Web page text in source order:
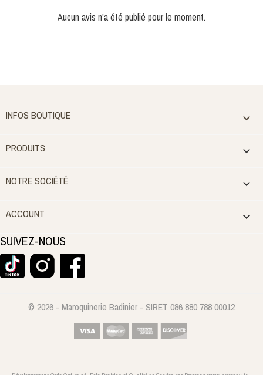
Aucun avis n'a été publié pour le moment.
INFOS BOUTIQUE 
PRODUITS 
NOTRE SOCIÉTÉ 
ACCOUNT 
SUIVEZ-NOUS
© 2026 - Maroquinerie Badinier - SIRET 086 880 788 00012